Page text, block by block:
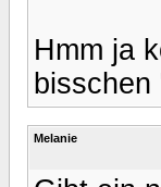
Hmm ja
Melanie